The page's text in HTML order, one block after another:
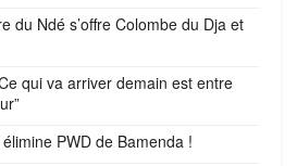
du Ndé s’offre Colombe du Dja et
qui va arriver demain est entre
PWD de Bamenda !